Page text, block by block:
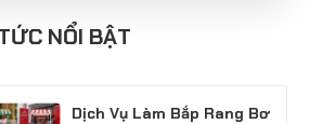
Tò He Khu Vực Hà Nội: Giữ
Hồn Nét Việt Cho Sự Kiện
NỔI BẬT
Dịch Vụ Làm Bắp Rang Bơ